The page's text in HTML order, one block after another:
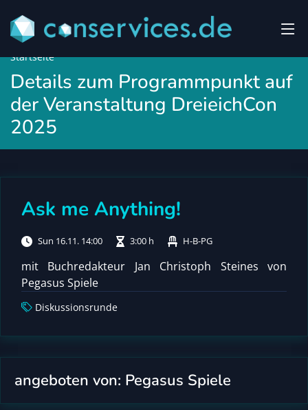
Startseite
Details zum Programmpunkt auf
der Veranstaltung DreieichCon
2025
Ask me Anything!
Sun 16.11. 14:00 3:00 h H-B-PG
mit Buchredakteur Jan Christoph Steines von
Pegasus Spiele
Diskussionsrunde
angeboten von: Pegasus Spiele